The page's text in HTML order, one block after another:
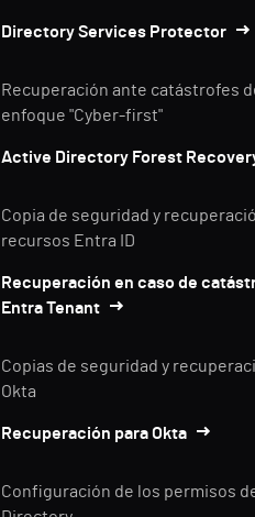
Directory Services Protector
Recuperación ante catástrofes
enfoque "Cyber-first"
Active Directory Forest
Copia de seguridad y
recursos Entra ID
Recuperación en caso de
Entra Tenant
Copias de seguridad y
Okta
Recuperación para Okta
Configuración de los permisos